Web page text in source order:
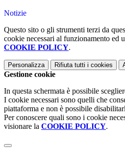
Notizie
Questo sito o gli strumenti terzi da
cookie necessari al funzionamento ed
COOKIE POLICY.
Personalizza Rifiuta tutti i cookies
Gestione cookie
In questa schermata è possibile
I cookie necessari sono quelli che
piattaforma e non è possibile
Per conoscere quali sono i cookie
visionare la COOKIE POLICY.